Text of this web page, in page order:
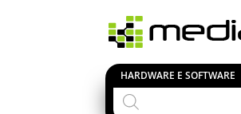
HARDWARE E SOFTWARE
Products
search